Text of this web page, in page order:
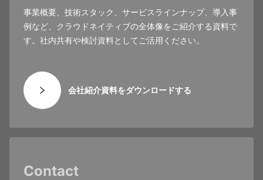
事業概要、技術スタック、サービスラインナップ、導入事
例など、クラウドネイティブの全体像をご紹介する資料で
す。社内共有や検討資料としてご活用ください。
会社紹介資料をダウンロードする
Contact